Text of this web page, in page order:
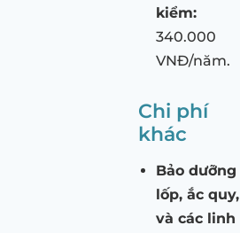
kiểm:
340.000
VNĐ/năm.
Chi phí
khác
Bảo dưỡng
lốp, ắc quy,
và các linh